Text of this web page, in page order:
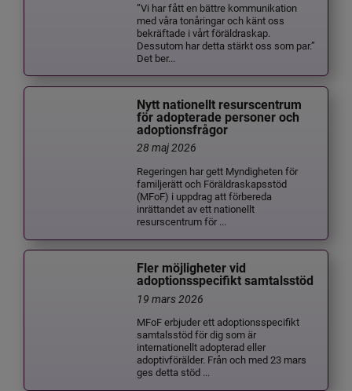
”Vi har fått en bättre kommunikation
med våra tonåringar och känt oss
bekräftade i vårt föräldraskap.
Dessutom har detta stärkt oss som par.”
Det ber...
Nytt nationellt resurscentrum
för adopterade personer och
adoptionsfrågor
28 maj 2026
Regeringen har gett Myndigheten för
familjerätt och Föräldraskapsstöd
(MFoF) i uppdrag att förbereda
inrättandet av ett nationellt
resurscentrum för ...
Fler möjligheter vid
adoptionsspecifikt samtalsstöd
19 mars 2026
MFoF erbjuder ett adoptionsspecifikt
samtalsstöd för dig som är
internationellt adopterad eller
adoptivförälder. Från och med 23 mars
ges detta stöd ...